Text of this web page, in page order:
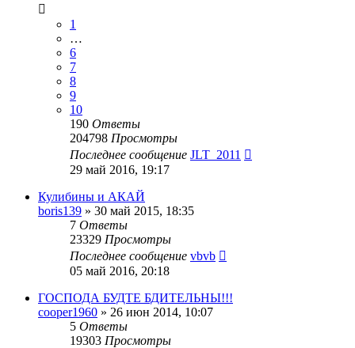
1
…
6
7
8
9
10
190 Ответы
204798 Просмотры
Последнее сообщение JLT_2011
29 май 2016, 19:17
Кулибины и АКАЙ
boris139 » 30 май 2015, 18:35
7 Ответы
23329 Просмотры
Последнее сообщение vbvb
05 май 2016, 20:18
ГОСПОДА БУДТЕ БДИТЕЛЬНЫ!!!
cooper1960 » 26 июн 2014, 10:07
5 Ответы
19303 Просмотры